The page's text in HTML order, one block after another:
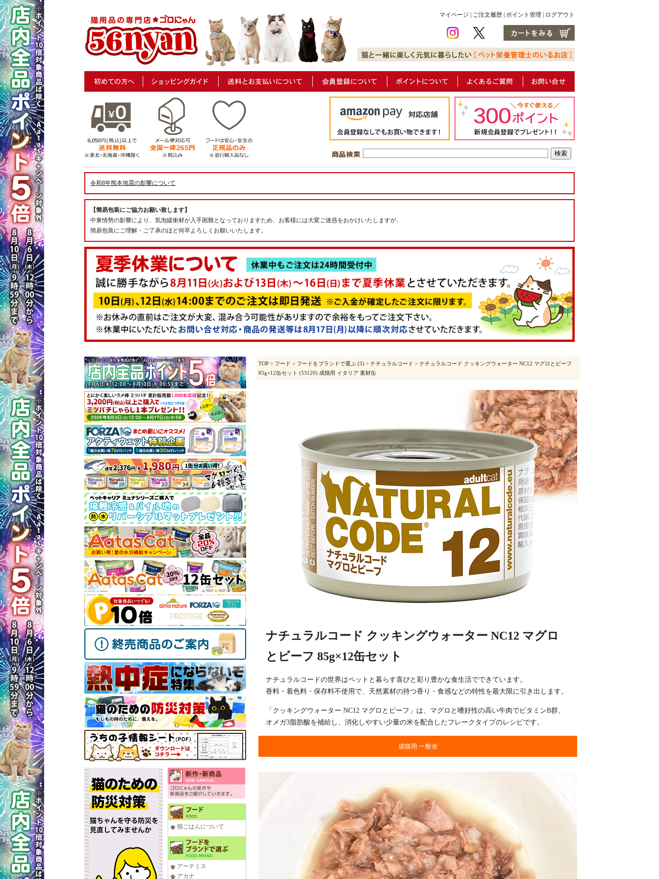
マイページ ご注文履歴 ポイント管理 ログアウト
令和8年熊本地震の影響について
【簡易包装にご協力お願い致します】
中東情勢の影響により、気泡緩衝材が入手困難となっておりますため、お客様には大変ご迷惑をおかけいたしますが、
簡易包装にご理解・ご了承のほど何卒よろしくお願いいたします。
猫ごはんについて
アーテミス
アカナ
TOP > フード > フードをブランドで選ぶ (3) > ナチュラルコード > ナチュラルコード クッキングウォーター NC12 マグロとビーフ
85g×12缶セット (53120) 成猫用 イタリア 素材缶
ナチュラルコード クッキングウォーター NC12 マグロ
とビーフ 85g×12缶セット
ナチュラルコードの世界はペットと暮らす喜びと彩り豊かな食生活でできています。
香料・着色料・保存料不使用で、天然素材の持つ香り・食感などの特性を最大限に引き出します。
「クッキングウォーター NC12 マグロとビーフ」は、マグロと嗜好性の高い牛肉でビタミンB群、
オメガ3脂肪酸を補給し、消化しやすい少量の米を配合したフレークタイプのレシピです。
成猫用 一般食